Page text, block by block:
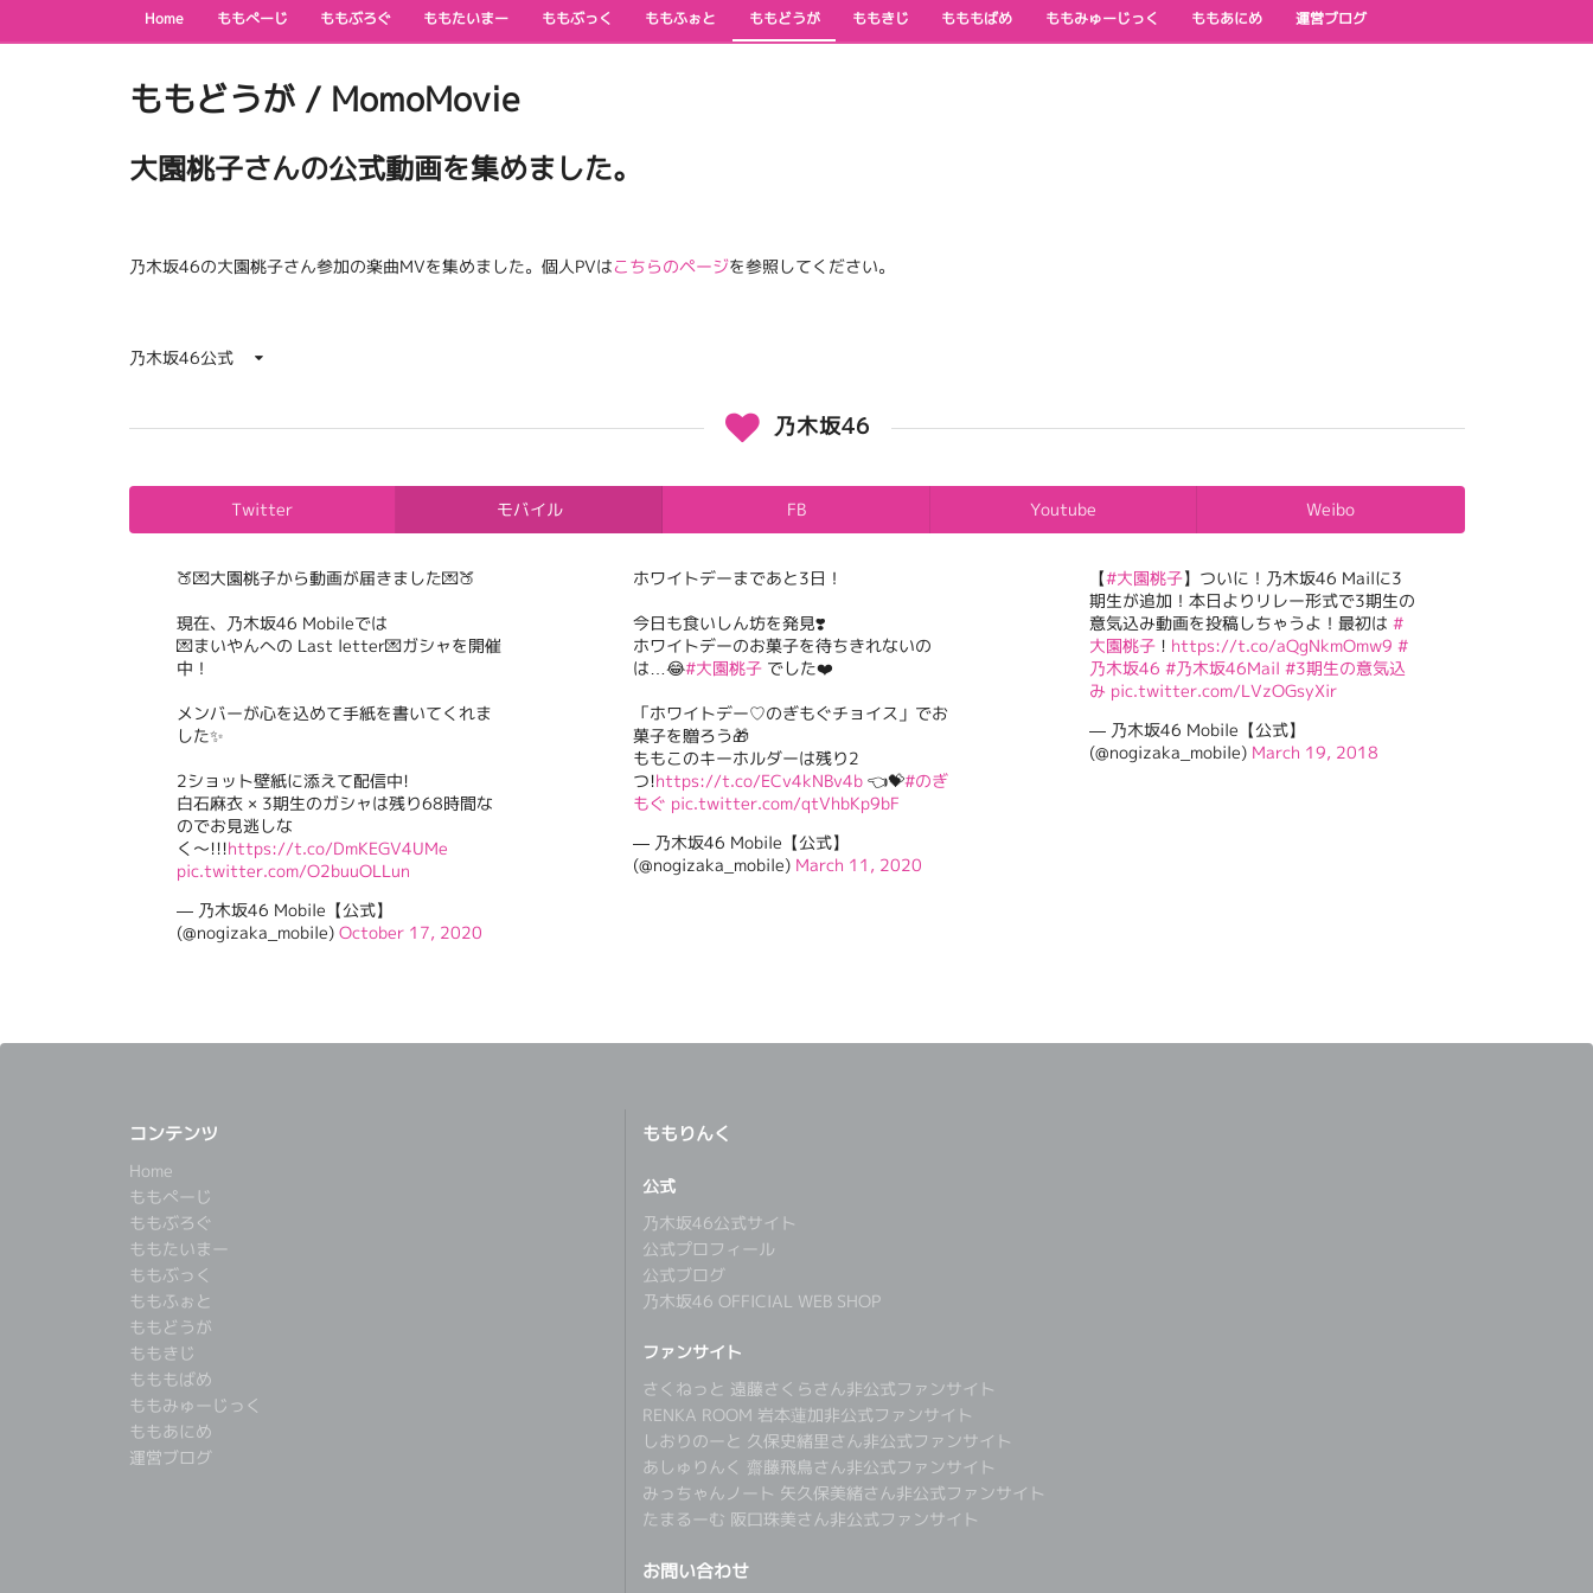
Home ももぺーじ ももぶろぐ ももたいまー ももぶっく ももふぉと ももどうが ももきじ もももばめ ももみゅーじっく ももあにめ 運営ブログ
ももどうが / MomoMovie
大園桃子さんの公式動画を集めました。
乃木坂46の大園桃子さん参加の楽曲MVを集めました。個人PVはこちらのページを参照してください。
乃木坂46公式
乃木坂46
Twitter モバイル FB Youtube Weibo
🍑💌大園桃子から動画が届きました💌🍑
現在、乃木坂46 Mobileでは
💌まいやんへの Last letter💌ガシャを開催
中！
メンバーが心を込めて手紙を書いてくれま
した✨
2ショット壁紙に添えて配信中!
白石麻衣 × 3期生のガシャは残り68時間な
のでお見逃しな
く〜!!!https://t.co/DmKEGV4UMe
pic.twitter.com/O2buuOLLun
— 乃木坂46 Mobile【公式】
(@nogizaka_mobile) October 17, 2020
ホワイトデーまであと3日！
今日も食いしん坊を発見❣️
ホワイトデーのお菓子を待ちきれないの
は…😂#大園桃子でした❤️
「ホワイトデー♡のぎもぐチョイス」でお
菓子を贈ろう🎁
ももこのキーホルダーは残り2
つ!https://t.co/ECv4kNBv4b👈💝#のぎ
もぐ pic.twitter.com/qtVhbKp9bF
— 乃木坂46 Mobile【公式】
(@nogizaka_mobile) March 11, 2020
【#大園桃子】ついに！乃木坂46 Mailに3
期生が追加！本日よりリレー形式で3期生の
意気込み動画を投稿しちゃうよ！最初は #
大園桃子! https://t.co/aQgNkmOmw9 #
乃木坂46 #乃木坂46Mail #3期生の意気込
み pic.twitter.com/LVzOGsyXir
— 乃木坂46 Mobile【公式】
(@nogizaka_mobile) March 19, 2018
コンテンツ
Home
ももぺーじ
ももぶろぐ
ももたいまー
ももぶっく
ももふぉと
ももどうが
ももきじ
もももばめ
ももみゅーじっく
ももあにめ
運営ブログ
ももりんく
公式
乃木坂46公式サイト
公式プロフィール
公式ブログ
乃木坂46 OFFICIAL WEB SHOP
ファンサイト
さくねっと 遠藤さくらさん非公式ファンサイト
RENKA ROOM 岩本蓮加非公式ファンサイト
しおりのーと 久保史緒里さん非公式ファンサイト
あしゅりんく 齋藤飛鳥さん非公式ファンサイト
みっちゃんノート 矢久保美緒さん非公式ファンサイト
たまるーむ 阪口珠美さん非公式ファンサイト
お問い合わせ